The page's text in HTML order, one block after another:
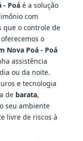
- Poáé a solução
com
que o controle de
o
Nova Poá - Poá
assistência
ou da noite.
e tecnologia
de barata,
seu ambiente
livre de riscos à